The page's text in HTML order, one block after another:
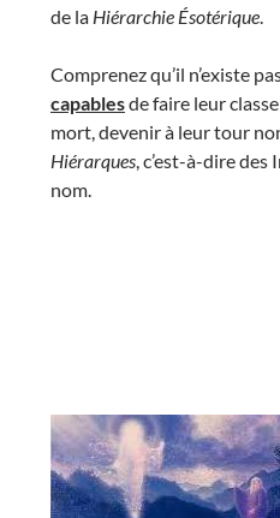
de la Hiérarchie Ésotérique.
Comprenez qu’il n’existe
capablesde faire leur
mort, devenir à leur tour
Hiérarques, c’est-à-dire
nom.